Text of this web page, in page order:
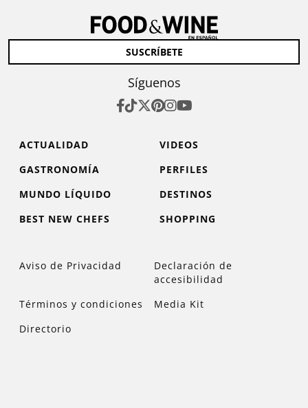
SUSCRÍBETE
Síguenos
ACTUALIDAD
VIDEOS
GASTRONOMÍA
PERFILES
MUNDO LÍQUIDO
DESTINOS
BEST NEW CHEFS
SHOPPING
Aviso de Privacidad
Declaración de
accesibilidad
Términos y condiciones
Media Kit
Directorio